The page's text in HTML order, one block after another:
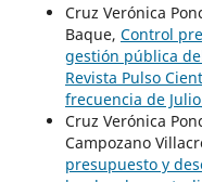
Cruz Verónica
Baque, Control
gestión pública
Revista Pulso
frecuencia de
Cruz Verónica
Campozano
presupuesto y